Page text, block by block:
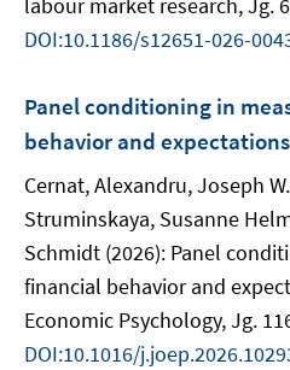
DOI:10.1186/s12651-026-
Panel conditioning in
behavior and expectations
Cernat, Alexandru, Joseph
Struminskaya, Susanne
Schmidt (2026): Panel
financial behavior and
Economic Psychology, Jg.
DOI:10.1016/